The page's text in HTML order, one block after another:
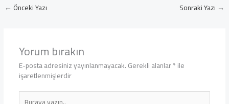
← Önceki Yazı Sonraki Yazı →
Yorum bırakın
E-posta adresiniz yayınlanmayacak.Gerekli alanlar*ile
işaretlenmişlerdir
Buraya